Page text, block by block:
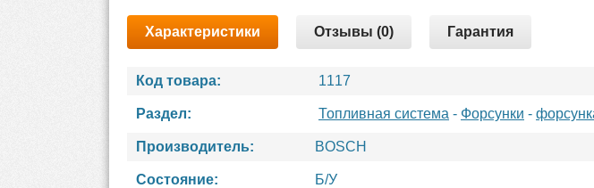
Характеристики Отзывы (0) Гарантия
Код товара: 1117
Раздел: Топливная система - Форсунки -
Производитель: BOSCH
Состояние: Б/У